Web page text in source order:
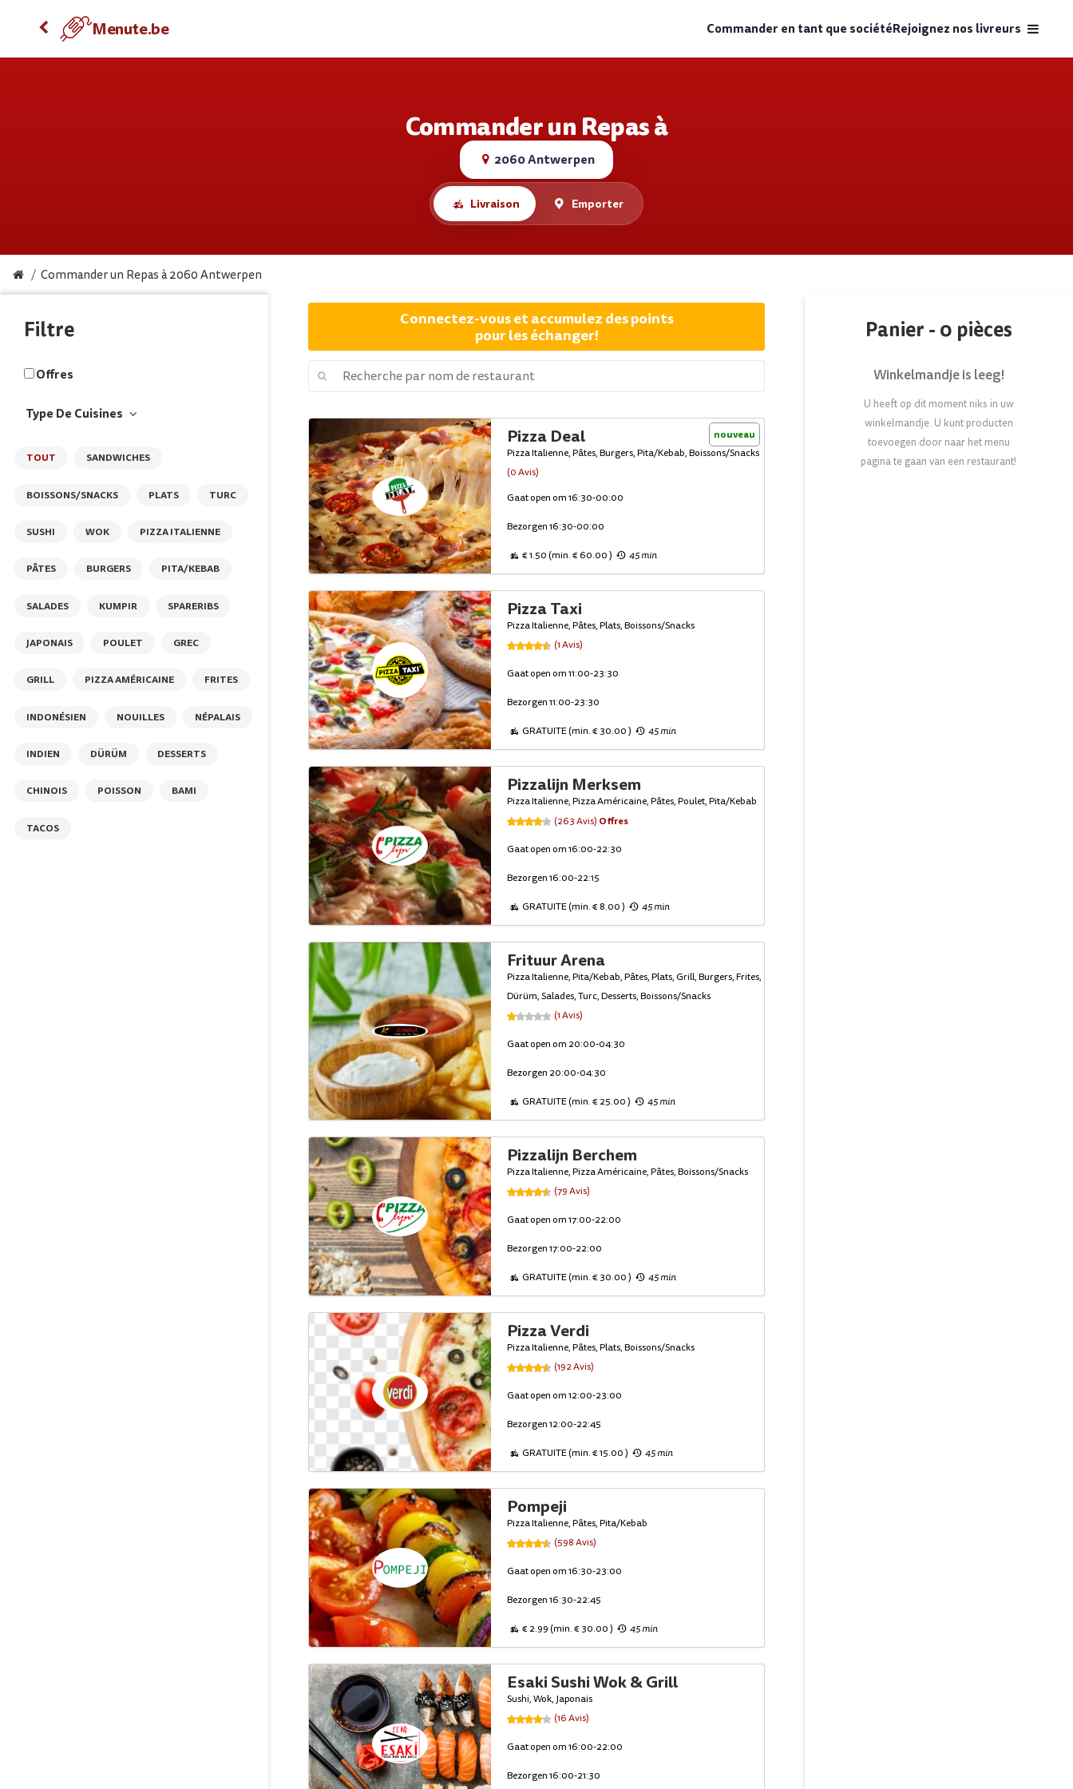
Menute.be Commander en tant que sociétéRejoignez nos livreurs
Commander un Repas à
2060 Antwerpen
Livraison Emporter
Commander un Repas à 2060 Antwerpen
Filtre
Offres
Type De Cuisines
TOUT SANDWICHES
BOISSONS/SNACKS PLATS TURC
SUSHI WOK PIZZA ITALIENNE
PÂTES BURGERS PITA/KEBAB
SALADES KUMPIR SPARERIBS
JAPONAIS POULET GREC
GRILL PIZZA AMÉRICAINE FRITES
INDONÉSIEN NOUILLES NÉPALAIS
INDIEN DÜRÜM DESSERTS
CHINOIS POISSON BAMI
TACOS
Connectez-vous et accumulez des points
pour les échanger!
Pizza Deal
Pizza Italienne, Pâtes, Burgers, Pita/Kebab, Boissons/Snacks
(0 Avis)
Gaat open om 16:30-00:00
Bezorgen 16:30-00:00
€ 1.50 (min. € 60.00 ) 45 min
nouveau
Pizza Taxi
Pizza Italienne, Pâtes, Plats, Boissons/Snacks
(1 Avis)
Gaat open om 11:00-23:30
Bezorgen 11:00-23:30
GRATUITE (min. € 30.00 ) 45 min
Pizzalijn Merksem
Pizza Italienne, Pizza Américaine, Pâtes, Poulet, Pita/Kebab
(263 Avis) Offres
Gaat open om 16:00-22:30
Bezorgen 16:00-22:15
GRATUITE (min. € 8.00 ) 45 min
Frituur Arena
Pizza Italienne, Pita/Kebab, Pâtes, Plats, Grill, Burgers, Frites,
Dürüm, Salades, Turc, Desserts, Boissons/Snacks
(1 Avis)
Gaat open om 20:00-04:30
Bezorgen 20:00-04:30
GRATUITE (min. € 25.00 ) 45 min
Pizzalijn Berchem
Pizza Italienne, Pizza Américaine, Pâtes, Boissons/Snacks
(79 Avis)
Gaat open om 17:00-22:00
Bezorgen 17:00-22:00
GRATUITE (min. € 30.00 ) 45 min
Pizza Verdi
Pizza Italienne, Pâtes, Plats, Boissons/Snacks
(192 Avis)
Gaat open om 12:00-23:00
Bezorgen 12:00-22:45
GRATUITE (min. € 15.00 ) 45 min
Pompeji
Pizza Italienne, Pâtes, Pita/Kebab
(598 Avis)
Gaat open om 16:30-23:00
Bezorgen 16:30-22:45
€ 2.99 (min. € 30.00 ) 45 min
Esaki Sushi Wok & Grill
Sushi, Wok, Japonais
(16 Avis)
Gaat open om 16:00-22:00
Bezorgen 16:00-21:30
Panier - 0 pièces
Winkelmandje is leeg!
U heeft op dit moment niks in uw
winkelmandje. U kunt producten
toevoegen door naar het menu
pagina te gaan van een restaurant!